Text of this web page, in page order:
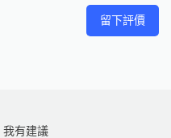
留下評價
我有建議